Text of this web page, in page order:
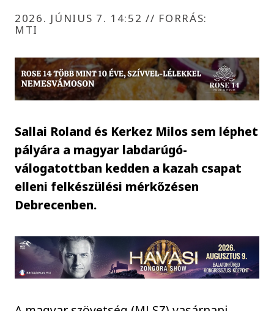
2026. JÚNIUS 7. 14:52// FORRÁS:
MTI
Sallai Roland és Kerkez Milos sem léphet
pályára a magyar labdarúgó-
válogatottban kedden a kazah csapat
elleni felkészülési mérkőzésen
Debrecenben.